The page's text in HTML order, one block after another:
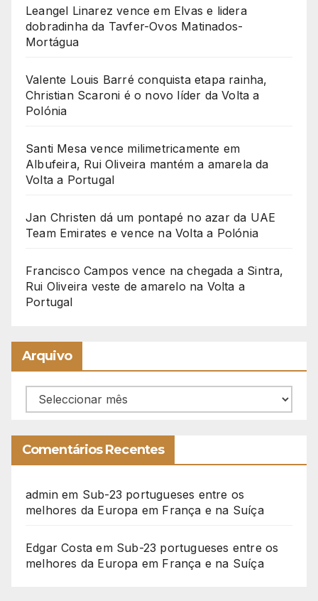
Leangel Linarez vence em Elvas e lidera
dobradinha da Tavfer-Ovos Matinados-
Mortágua
Valente Louis Barré conquista etapa rainha,
Christian Scaroni é o novo líder da Volta a
Polónia
Santi Mesa vence milimetricamente em
Albufeira, Rui Oliveira mantém a amarela da
Volta a Portugal
Jan Christen dá um pontapé no azar da UAE
Team Emirates e vence na Volta a Polónia
Francisco Campos vence na chegada a Sintra,
Rui Oliveira veste de amarelo na Volta a
Portugal
Arquivo
Arquivo
Comentários Recentes
admin em Sub-23 portugueses entre os
melhores da Europa em França e na Suíça
Edgar Costa em Sub-23 portugueses entre os
melhores da Europa em França e na Suíça